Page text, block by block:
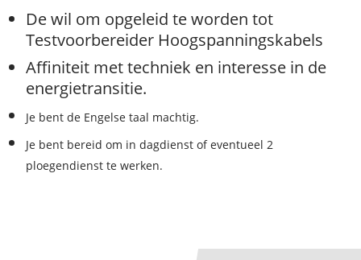
De wil om opgeleid te worden tot
Testvoorbereider Hoogspanningskabels
Affiniteit met techniek en interesse in de
energietransitie.
Je bent de Engelse taal machtig.
Je bent bereid om in dagdienst of eventueel 2
ploegendienst te werken.